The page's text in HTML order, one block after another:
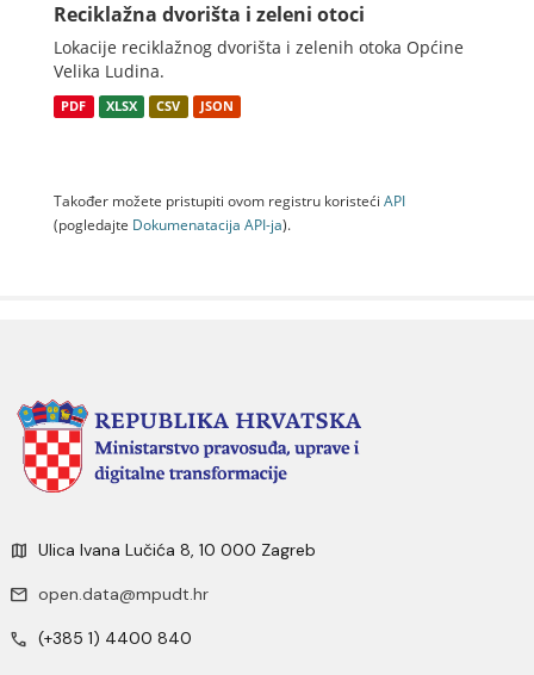
Reciklažna dvorišta i zeleni otoci
Lokacije reciklažnog dvorišta i zelenih otoka Općine
Velika Ludina.
PDF XLSX CSV JSON
Također možete pristupiti ovom registru koristeći API
(pogledajte Dokumenаtаcijа API-jа).